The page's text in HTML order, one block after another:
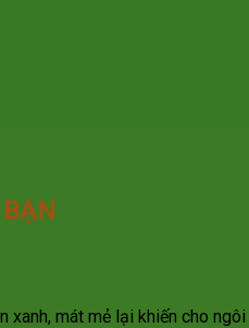
mát mẻ lại khiến cho